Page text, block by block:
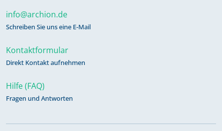
info@archion.de
Schreiben Sie uns eine E-Mail
Kontaktformular
Direkt Kontakt aufnehmen
Hilfe (FAQ)
Fragen und Antworten